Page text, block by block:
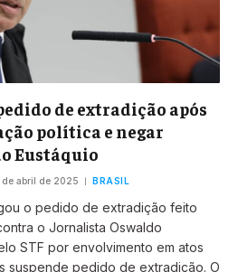
de extradição após
política e negar
Eustáquio
de abril de 2025 BRASIL
o pedido de extradição feito
o Jornalista Oswaldo
STF por envolvimento em atos
suspende pedido de extradição. O